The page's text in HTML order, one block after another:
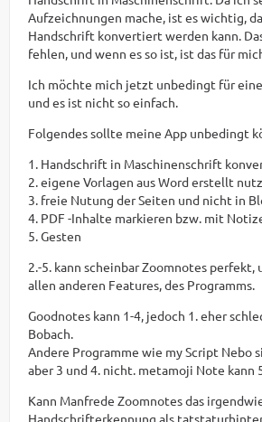
Aufzeichnungen mache, ist es wichtig,
Handschrift konvertiert werden kann.
fehlen, und wenn es so ist, ist das für
Ich möchte mich jetzt unbedingt für
und es ist nicht so einfach.
Folgendes sollte meine App unbedingt
1. Handschrift in Maschinenschrift
2. eigene Vorlagen aus Word erstellt
3. freie Nutung der Seiten und nicht in
4. PDF -Inhalte markieren bzw. mit
5. Gesten
2.-5. kann scheinbar Zoomnotes perfekt,
allen anderen Features, des Programms.
Goodnotes kann 1-4, jedoch 1. eher
Bobach.
Andere Programme wie my Script Nebo
aber 3 und 4. nicht. metamoji Note kann
Kann Manfrede Zoomnotes das
Handschrifterkennung als